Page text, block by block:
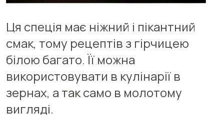
Ця спеція має ніжний і пікантний
смак, тому рецептів з гірчицею
білою багато. Її можна
використовувати в кулінарії в
зернах, а так само в молотому
вигляді.